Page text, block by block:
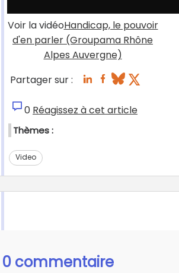
Voir la vidéoHandicap, le pouvoir
d'en parler (Groupama Rhône
Alpes Auvergne)
Partager sur :
0 Réagissez à cet article
Thèmes :
Video
0 commentaire